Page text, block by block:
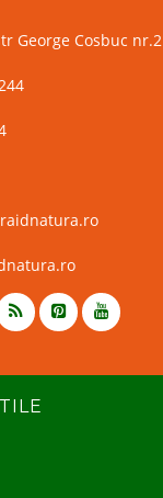
George Cosbuc nr.2